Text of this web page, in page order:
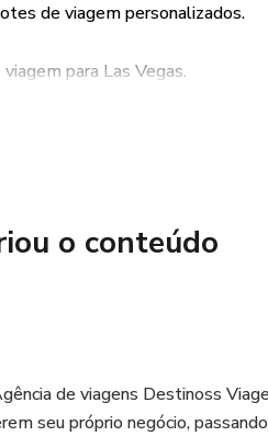
de viagem personalizados.
para Las Vegas.
de viagens e se tornar um
o conteúdo
de viagens Destinoss
seu próprio negócio,